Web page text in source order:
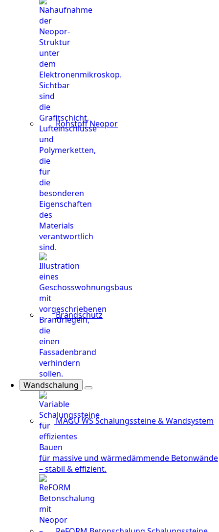
Rohstoff Neopor
Brandschutz
Wandschalung
MAGU WS Schalungssteine & Wandsystem
für massive und wärmedämmende Betonwände
– stabil & effizient.